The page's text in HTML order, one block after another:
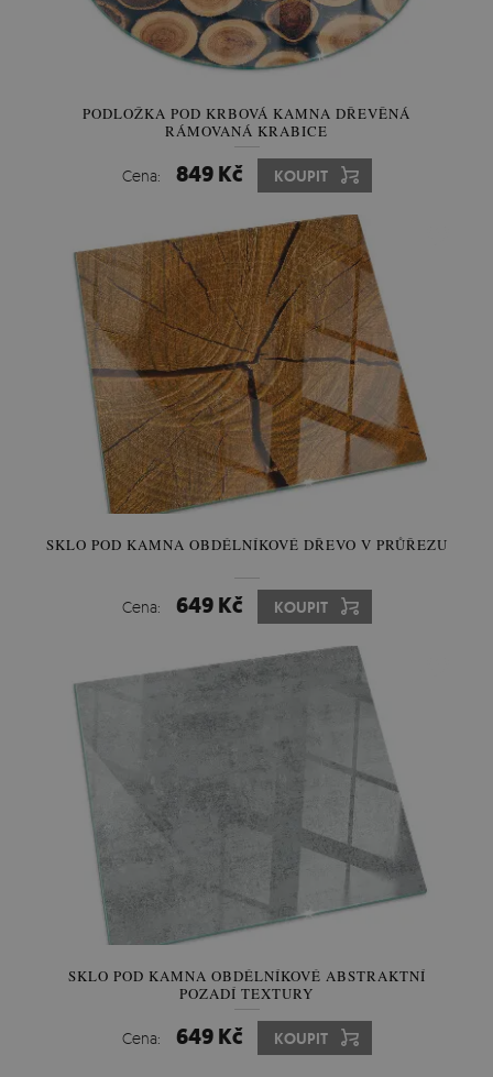
PODLOŽKA POD KRBOVÁ KAMNA DŘEVĚNÁ
RÁMOVANÁ KRABICE
Cena: 849 Kč KOUPIT
SKLO POD KAMNA OBDÉLNÍKOVÉ DŘEVO V PRŮŘEZU
Cena: 649 Kč KOUPIT
SKLO POD KAMNA OBDÉLNÍKOVÉ ABSTRAKTNÍ
POZADÍ TEXTURY
Cena: 649 Kč KOUPIT